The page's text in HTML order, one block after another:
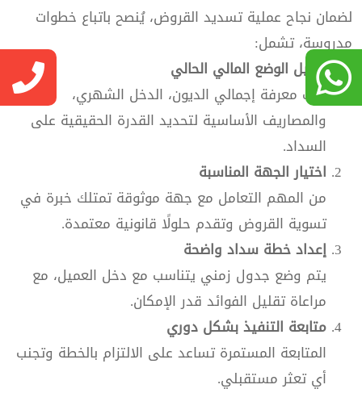
لضمان نجاح عملية تسديد القروض، يُنصح باتباع خطوات
مدروسة، تشمل:
تحليل الوضع المالي الحالي
يجب معرفة إجمالي الديون، الدخل الشهري،
والمصاريف الأساسية لتحديد القدرة الحقيقية على
السداد.
اختيار الجهة المناسبة
من المهم التعامل مع جهة موثوقة تمتلك خبرة في
تسوية القروض وتقدم حلولًا قانونية معتمدة.
إعداد خطة سداد واضحة
يتم وضع جدول زمني يتناسب مع دخل العميل، مع
مراعاة تقليل الفوائد قدر الإمكان.
متابعة التنفيذ بشكل دوري
المتابعة المستمرة تساعد على الالتزام بالخطة وتجنب
أي تعثر مستقبلي.